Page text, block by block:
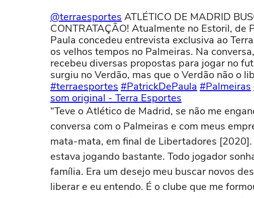
@terraesportes ATLÉTICO DE MADRID
CONTRATAÇÃO! Atualmente no Estoril, de
Paula concedeu entrevista exclusiva ao
os velhos tempos no Palmeiras. Na
recebeu diversas propostas para jogar no
surgiu no Verdão, mas que o Verdão não o
#terraesportes #PatrickDePaula #Palmeiras
som original - Terra Esportes
“Teve o Atlético de Madrid, se não me
conversa com o Palmeiras e com meus
mata-mata, em final de Libertadores
estava jogando bastante. Todo jogador
família. Era um desejo meu buscar novos
liberar e eu entendo. É o clube que me